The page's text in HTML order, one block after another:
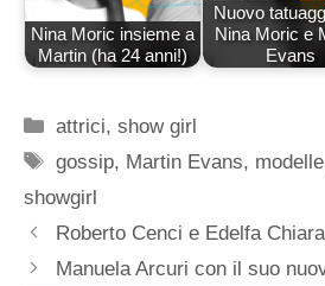
Nina Moric insieme a
Martin (ha 24 anni!)
Nuovo
Nina Moric e
Evans
Categorie
attrici,show girl
Tag
gossip, Martin Evans, modelle
showgirl
Roberto Cenci e Edelfa
Manuela Arcuri con il suo